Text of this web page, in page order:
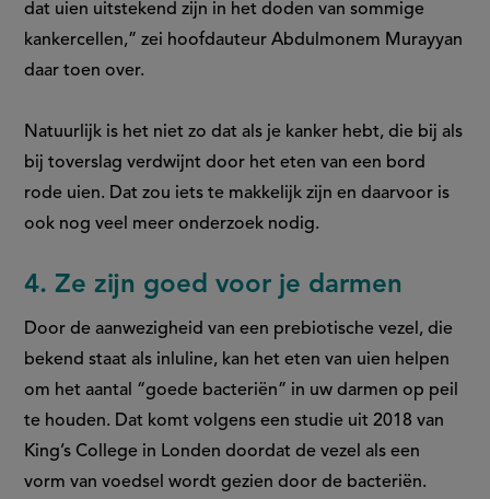
dat uien uitstekend zijn in het doden van sommige
kankercellen,” zei hoofdauteur Abdulmonem Murayyan
daar toen over.
Natuurlijk is het niet zo dat als je kanker hebt, die bij als
bij toverslag verdwijnt door het eten van een bord
rode uien. Dat zou iets te makkelijk zijn en daarvoor is
ook nog veel meer onderzoek nodig.
4. Ze zijn goed voor je darmen
Door de aanwezigheid van een prebiotische vezel, die
bekend staat als inluline, kan het eten van uien helpen
om het aantal “goede bacteriën” in uw darmen op peil
te houden. Dat komt volgens een studie uit 2018 van
King’s College in Londen doordat de vezel als een
vorm van voedsel wordt gezien door de bacteriën.